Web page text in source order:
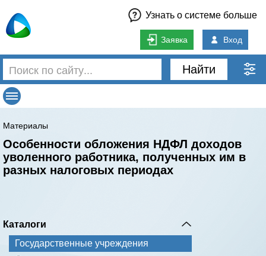
Узнать о системе больше
Заявка Вход
Найти
Материалы
Особенности обложения НДФЛ доходов
уволенного работника, полученных им в
разных налоговых периодах
Каталоги
Государственные учреждения